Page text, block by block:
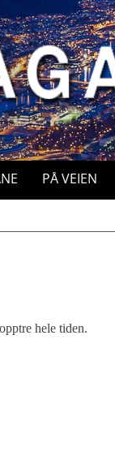
PÅ VEIEN
hele tiden.